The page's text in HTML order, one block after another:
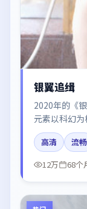
银翼追缉
2020年的《
元素以科幻
凯、赵丽颖
论。
高清
流畅
12万
68个